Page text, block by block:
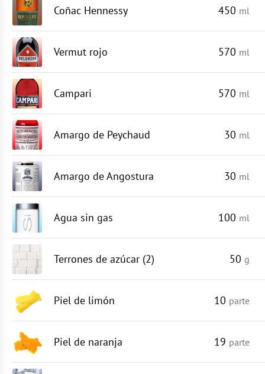
Coñac Hennessy 450 ml
Vermut rojo 570 ml
Campari 570 ml
Amargo de Peychaud 30 ml
Amargo de Angostura 30 ml
Agua sin gas 100 ml
Terrones de azúcar (2) 50 g
Piel de limón 10 parte
Piel de naranja 19 parte